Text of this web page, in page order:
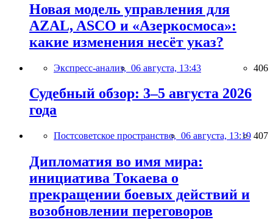
Новая модель управления для
AZAL, ASCO и «Азеркосмоса»:
какие изменения несёт указ?
Экспресс-анализ, 06 августа, 13:43 406
Судебный обзор: 3–5 августа 2026
года
Постсоветское пространство, 06 августа, 13:19 407
Дипломатия во имя мира:
инициатива Токаева о
прекращении боевых действий и
возобновлении переговоров